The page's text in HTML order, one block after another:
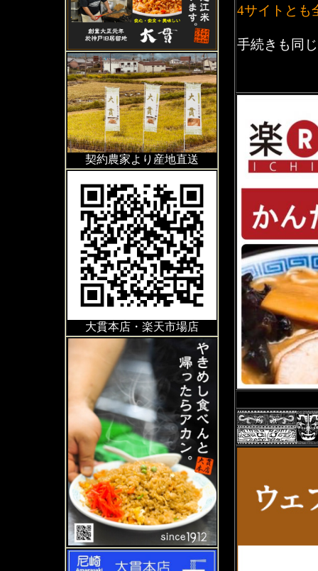
4サイトとも
手続きも同
契約農家より産地直送
大貫本店・楽天市場店